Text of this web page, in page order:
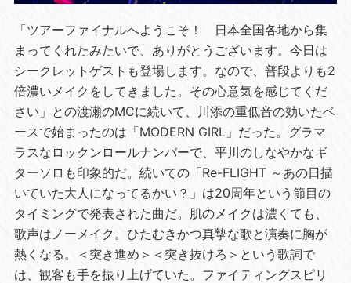
「ツアーファイナルへようこそ！ 日本全国各地から集
まってくれたみたいで、ありがとうございます。今日は
シークレットゲストも登場します。なので、普段よりも2
倍濃いメイクをしてきました。その心意気を感じてくだ
さい」との渡瀬のMCに続いて、川添の重低音の効いたベ
ースで始まったのは「MODERN GIRL」だった。グラマ
ラスなロックンロールナンバーで、平川のしなやかなギ
ターソロも印象的だ。続いての「Re-FLIGHT ～あの日描
いていた大人になってるかい？」は20周年という節目の
タイミングで発表された曲だ。肌のメイクは濃くても、
歌声はノーメイク。ひたむきかつ真摯な歌と演奏に胸が
熱くなる。＜突き進め＞＜突き抜けろ＞という歌詞で
は、観客も手を振り上げていた。ファイティングスピリ